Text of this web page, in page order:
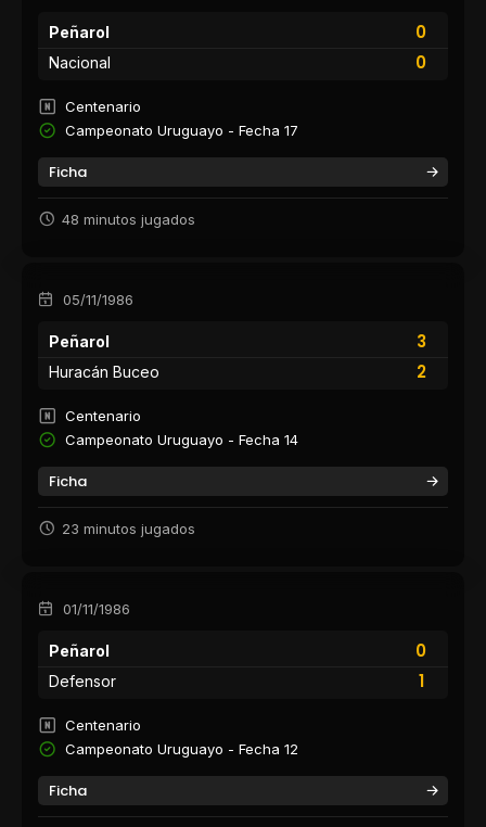
Peñarol
0
0
Nacional
Centenario
Campeonato Uruguayo - Fecha 17
Ficha
48 minutos jugados
05/11/1986
Peñarol
3
2
Huracán Buceo
Centenario
Campeonato Uruguayo - Fecha 14
Ficha
23 minutos jugados
01/11/1986
Peñarol
0
1
Defensor
Centenario
Campeonato Uruguayo - Fecha 12
Ficha